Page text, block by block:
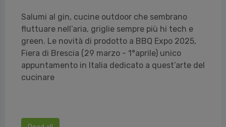
Salumi al gin, cucine outdoor che sembrano
fluttuare nell’aria, griglie sempre più hi tech e
green. Le novità di prodotto a BBQ Expo 2025,
Fiera di Brescia (29 marzo - 1°aprile) unico
appuntamento in Italia dedicato a quest’arte del
cucinare